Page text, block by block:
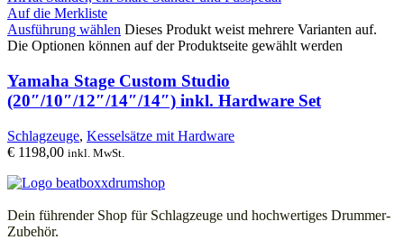
Auf die Merkliste
Ausführung wählen Dieses Produkt weist mehrere Varianten auf.
Die Optionen können auf der Produktseite gewählt werden
Yamaha Stage Custom Studio
(20″/10″/12″/14″/14″) inkl. Hardware Set
Schlagzeuge, Kesselsätze mit Hardware
€ 1198,00 inkl. MwSt.
Dein führender Shop für Schlagzeuge und hochwertiges Drummer-
Zubehör.